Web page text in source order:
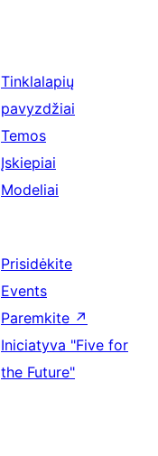
Tinklalapių
pavyzdžiai
Temos
Įskiepiai
Modeliai
Prisidėkite
Events
Paremkite ↗
Iniciatyva "Five for
the Future"